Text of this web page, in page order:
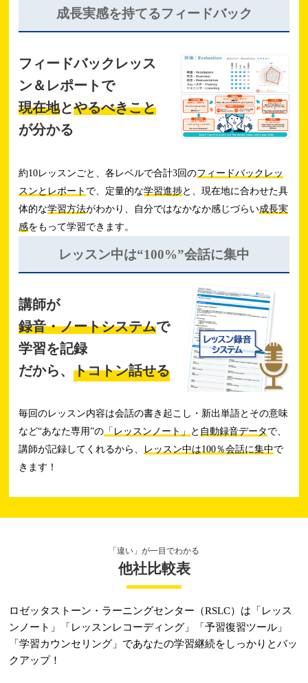
成長実感を持てるフィードバック
フィードバックレッス
ン＆レポートで
現在地とやるべきこと
が分かる
約10レッスンごと、各レベルで合計3回のフィードバックレッ
スンとレポート で、定量的な学習進捗と、現在地に合わせた具
体的な学習方法がわかり、自分ではなかなか感じづらい成長実
感をもって学習できます。
レッスン中は“100%”会話に集中
講師が
録音・ノートシステムで
学習を記録
だから、 トコトン話せる
毎回のレッスン内容は会話の書き起こし・新出単語とその意味
など“あなた専用”の「レッスンノート」 と 自動録音データ で、
講師が記録してくれるから、
レッスン中は100％会話に集中で
きます！
「違い」が一目でわかる
他社比較表
ロゼッタストーン・ラーニングセンター（RSLC）は 「レッス
ンノート」「レッスンレコーディング」
「予習復習ツール」
「学習カウンセリング」であなたの学習継続をしっかりとバッ
クアップ！